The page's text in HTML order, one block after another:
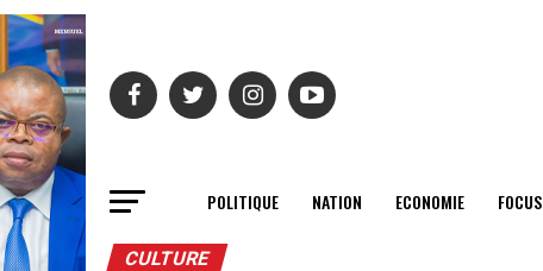
POLITIQUE NATION ECONOMIE FOCUS
CULTURE